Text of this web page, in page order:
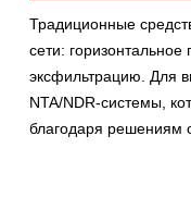
Традиционные
сети:
эксфильтрацию. Для
NTA/NDR-системы,
благодаря решениям